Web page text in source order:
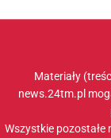
Materiały
news.24tm.pl
Wszystkie